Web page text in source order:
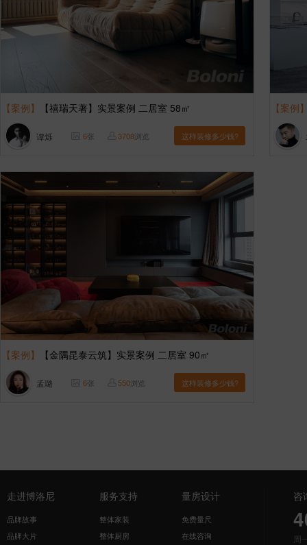
【案例】 【禧瑞天著】实景案例 二居室 58㎡
谭烁 6张 3708浏览 这样装修多少钱?
【案例
【案例】 【金隅昆泰云筑】实景案例 二居室 90㎡
孟璐 6张 550浏览 这样装修多少钱?
走进博洛尼
品牌故事
品牌大片
服务支持
整体家装
整体厨房
量房设计
免费量尺
在线咨询
咨
周